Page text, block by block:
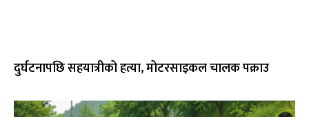
दुर्घटनापछि सहयात्रीको हत्या, मोटरसाइकल चालक पक्राउ